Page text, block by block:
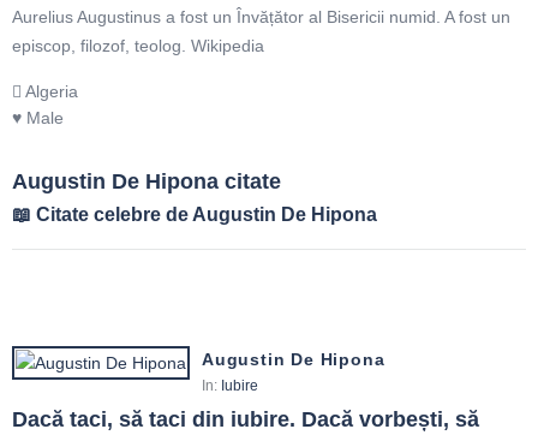
Aurelius Augustinus a fost un Învățător al Bisericii numid. A fost un
episcop, filozof, teolog. Wikipedia
Algeria
Male
Augustin De Hipona citate
Citate celebre de Augustin De Hipona
Augustin De Hipona
In: Iubire
Dacă taci, să taci din iubire. Dacă vorbești, să